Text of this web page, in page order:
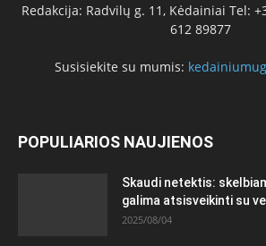
Redakcija: Radvilų g. 11, Kėdainiai Tel:
612 89877
Susisiekite su mumis:
POPULIARIOS NAUJIENOS
Skaudi netektis:
galima atsisveikinti su
2025/08/04